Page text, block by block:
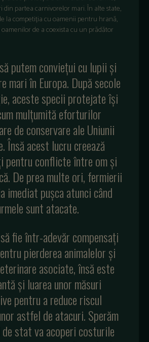
din partea carnivorelor mari. În alte state,
la competiția cu oamenii pentru hrană,
de a coexista cu un prădător
putem conviețui cu lupii și
mari în Europa. După secole
aceste specii protejate își
mulțumită eforturilor
de conservare ale Uniunii
Însă acest lucru creează
pentru conflicte între om și
De prea multe ori, fermierii
imediat pușca atunci când
sunt atacate.
fie într-adevăr compensați
pierderea animalelor și
asociate, însă este
și luarea unor măsuri
pentru a reduce riscul
astfel de atacuri. Sperăm
stat va acoperi costurile